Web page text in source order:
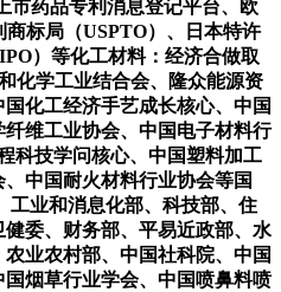
市药品专利消息登记平台、欧
标局（USPTO）、日本特许
）等化工材料：经济合做取
化学工业结合会、隆众能源资
化工经济手艺成长核心、中国
维工业协会、中国电子材料行
科技学问核心、中国塑料加工
中国耐火材料行业协会等国
工业和消息化部、科技部、住
委、财务部、平易近政部、水
业农村部、中国社科院、中国
烟草行业学会、中国喷鼻料喷